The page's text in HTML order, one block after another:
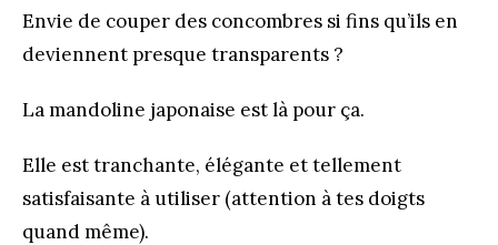
Envie de couper des concombres si fins qu’ils en
deviennent presque transparents ?
La mandoline japonaise est là pour ça.
Elle est tranchante, élégante et tellement
satisfaisante à utiliser (attention à tes doigts
quand même).